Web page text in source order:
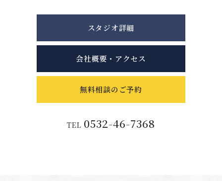
スタジオ詳細
会社概要・アクセス
無料相談のご予約
TEL 0532-46-7368